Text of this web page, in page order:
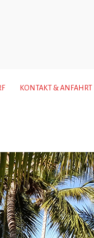
KONTAKT & ANFAHRT